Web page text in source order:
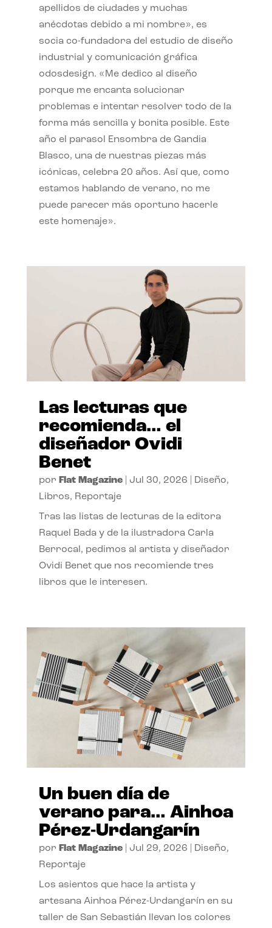
apellidos de ciudades y muchas
anécdotas debido a mi nombre», es
socia co-fundadora del estudio de diseño
industrial y comunicación gráfica
odosdesign. «Me dedico al diseño
porque me encanta solucionar
problemas e intentar resolver todo de la
forma más sencilla y bonita posible. Este
año el parasol Ensombra de Gandia
Blasco, una de nuestras piezas más
icónicas, celebra 20 años. Así que, como
estamos hablando de verano, no me
puede parecer más oportuno hacerle
este homenaje».
Las lecturas que
recomienda… el
diseñador Ovidi
Benet
por Flat Magazine| Jul 30, 2026 Diseño,
Libros, Reportaje
Tras las listas de lecturas de la editora
Raquel Bada y de la ilustradora Carla
Berrocal, pedimos al artista y diseñador
Ovidi Benet que nos recomiende tres
libros que le interesen.
Un buen día de
verano para… Ainhoa
Pérez-Urdangarín
por Flat Magazine| Jul 29, 2026 Diseño,
Reportaje
Los asientos que hace la artista y
artesana Ainhoa Pérez-Urdangarín en su
taller de San Sebastián llevan los colores